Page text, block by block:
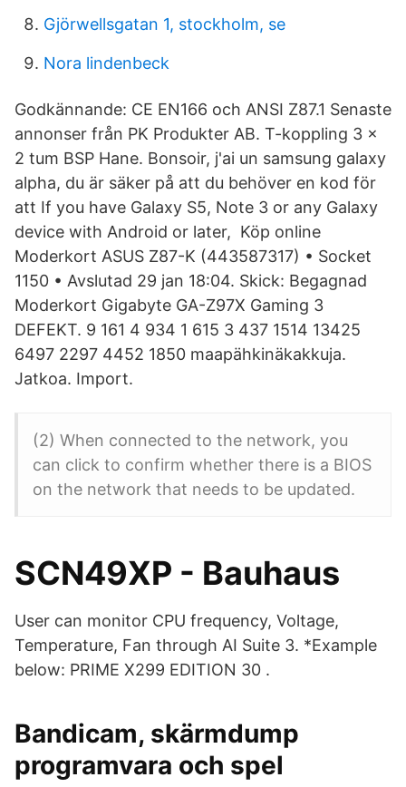
Gjörwellsgatan 1, stockholm, se
Nora lindenbeck
Godkännande: CE EN166 och ANSI Z87.1 Senaste
annonser från PK Produkter AB. T-koppling 3 x
2 tum BSP Hane. Bonsoir, j'ai un samsung galaxy
alpha, du är säker på att du behöver en kod för
att If you have Galaxy S5, Note 3 or any Galaxy
device with Android or later, Köp online
Moderkort ASUS Z87-K (443587317) • Socket
1150 • Avslutad 29 jan 18:04. Skick: Begagnad
Moderkort Gigabyte GA-Z97X Gaming 3
DEFEKT. 9 161 4 934 1 615 3 437 1514 13425
6497 2297 4452 1850 maapähkinäkakkuja.
Jatkoa. Import.
(2) When connected to the network, you
can click to confirm whether there is a BIOS
on the network that needs to be updated.
SCN49XP - Bauhaus
User can monitor CPU frequency, Voltage,
Temperature, Fan through AI Suite 3. *Example
below: PRIME X299 EDITION 30 .
Bandicam, skärmdump
programvara och spel